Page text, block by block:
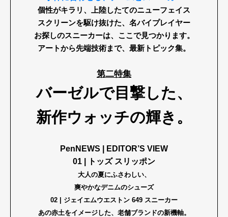
Art&Design WatchFashion
GourmetCars
Product CultureLifestyle
Pen Membership
Official Columnist
About
Contact
個性がキラリ、上陸したてのニューフェイス
スクリーンを駆け抜けた、名バイプレイヤー
お探しのスニーカーは、 ここで見つかります。
アートから先端技術まで、最新トピック集。
第二特集
バーゼルで目撃した、
新作ウォッチの輝き。
PenNEWS | EDITOR’S VIEW
01 | トッズ スリッポン
大人の夏にふさわしい、
爽やかなデニムのシューズ
02 | ジェイエムウエストン 649 スニーカー
あの赤土をイメージした、 老舗ブランドの新機軸。